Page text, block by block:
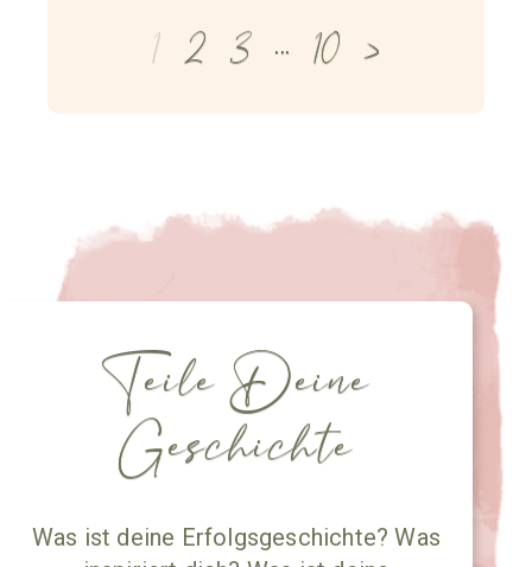
1 2 3 … 10 >
Teile Deine
Geschichte
Was ist deine Erfolgsgeschichte? Was